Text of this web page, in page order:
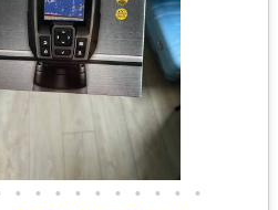
• • • • • • • • • •